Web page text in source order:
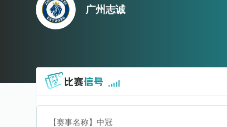
广州志诚
【赛事名称】 中冠